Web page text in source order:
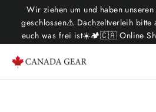
directamente
contenido
Wir ziehen um und haben
geschlossen⚠️ Dachzeltverleih bitte
euch was frei ist☀️🏕️🇨🇦 Online